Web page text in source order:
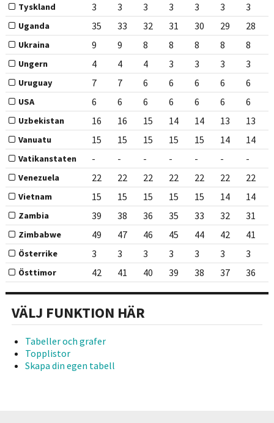
Tyskland 3 3 3 3 3 3 3
Uganda 35 33 32 31 30 29 28
Ukraina 9 9 8 8 8 8 8
Ungern 4 4 4 3 3 3 3
Uruguay 7 7 6 6 6 6 6
USA 6 6 6 6 6 6 6
Uzbekistan 16 16 15 14 14 13 13
Vanuatu 15 15 15 15 15 14 14
Vatikanstaten - - - - - - -
Venezuela 22 22 22 22 22 22 22
Vietnam 15 15 15 15 15 14 14
Zambia 39 38 36 35 33 32 31
Zimbabwe 49 47 46 45 44 42 41
Österrike 3 3 3 3 3 3 3
Östtimor 42 41 40 39 38 37 36
VÄLJ FUNKTION HÄR
Tabeller och grafer
Topplistor
Skapa din egen tabell